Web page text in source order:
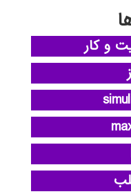
و کار